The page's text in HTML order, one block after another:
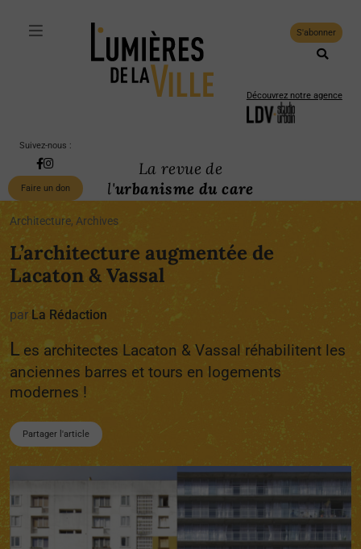
S'abonner
Découvrez notre agence
Suivez-nous :
Faire un don
La revue de
l'urbanisme du care
Architecture, Archives
L’architecture augmentée de
Lacaton & Vassal
par La Rédaction
L es architectes Lacaton & Vassal réhabilitent les
anciennes barres et tours en logements
modernes !
Partager l'article